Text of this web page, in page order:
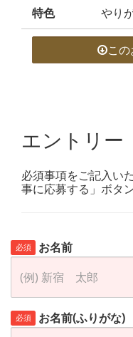
特色 やり
こ
エントリー
必須事項をご記入い
事に応募する」ボタ
必須 お名前
必須 お名前(ふりがな)